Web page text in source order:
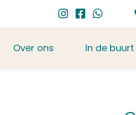
Over ons In de buurt